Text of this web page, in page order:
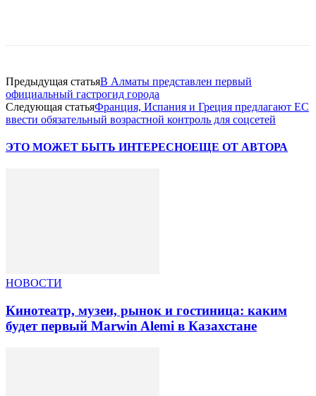
Предыдущая статьяВ Алматы представлен первый
официальный гастрогид города
Следующая статьяФранция, Испания и Греция предлагают ЕС
ввести обязательный возрастной контроль для соцсетей
ЭТО МОЖЕТ БЫТЬ ИНТЕРЕСНОЕЩЕ ОТ АВТОРА
НОВОСТИ
Кинотеатр, музеи, рынок и гостиница: каким
будет первый Marwin Alemi в Казахстане